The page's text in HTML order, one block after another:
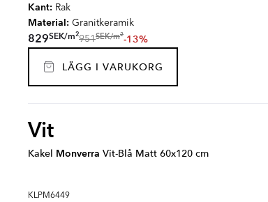
Kant: Rak
Material: Granitkeramik
829SEK/m2951SEK/m2-13%
LÄGG I VARUKORG
Vit
Kakel Monverra Vit-Blå Matt 60x120 cm
KLPM6449